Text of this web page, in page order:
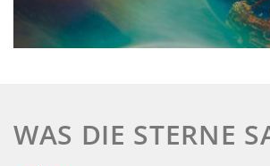
WAS DIE STERNE